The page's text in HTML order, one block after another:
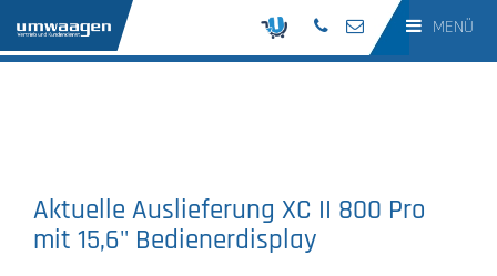
MENÜ
Aktuelle Auslieferung XC II 800 Pro
mit 15,6" Bedienerdisplay